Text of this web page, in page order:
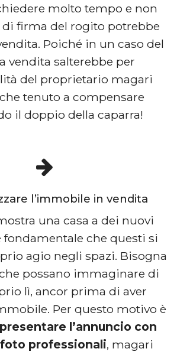
molto tempo e non
di firma del rogito potrebbe
Poiché in un caso del
vendita salterebbe per
del proprietario magari
tenuto a compensare
il doppio della caparra!
l’immobile in vendita
una casa a dei nuovi
fondamentale che questi si
agio negli spazi. Bisogna
possano immaginare di
lì, ancor prima di aver
Per questo motivo è
presentare l’annuncio con
professionali, magari